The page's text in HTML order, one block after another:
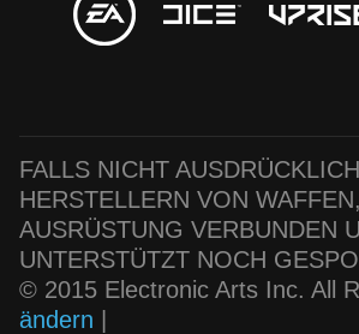
FALLS NICHT
HERSTELLERN VON
AUSRÜSTUNG VERBUNDEN
UNTERSTÜTZT NOCH
© 2015 Electronic Arts Inc. All
ändern